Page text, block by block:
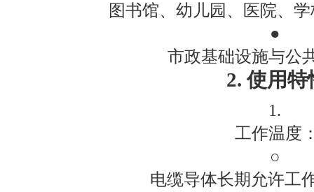
图书馆、幼儿园、医院、
●
市政基础设施与公
2. 使用特
1.
工作温度
○
电缆导体长期允许工